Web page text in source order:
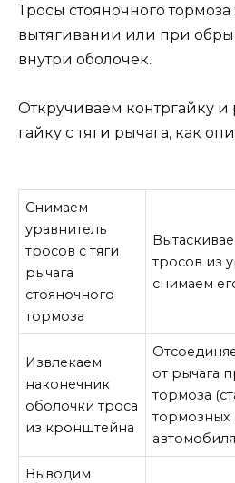
Тросы стояночного
вытягивании или при
внутри оболочек.
Откручиваем контргайку
гайку с тяги рычага, как
Снимаем
уравнитель
тросов с тяги
рычага
стояночного
тормоза
тросов из
снимаем
Извлекаем
наконечник
оболочки троса
из кронштейна
от рычага
тормоза
тормозных
Выводим